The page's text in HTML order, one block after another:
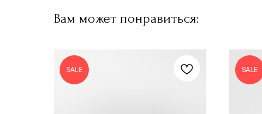
Вам может понравиться:
SALE SALE